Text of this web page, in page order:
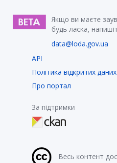
Якщо ви маєте
будь ласка,
data@loda.gov.ua
API
Політика відкритих даних
Про портал
За підтримки
Весь контент